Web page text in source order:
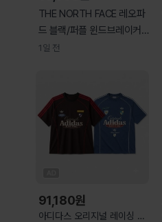
THE NORTH FACE 레오파
드 블랙/퍼플 윈드브레이커
S
1일 전
91,180원
아디다스 오리지널 레이싱 무